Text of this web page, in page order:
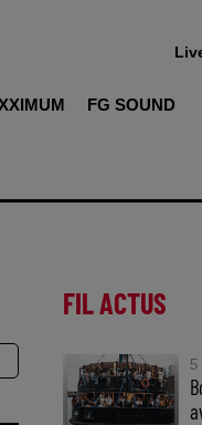
FG SOUND
FIL ACTUS
5